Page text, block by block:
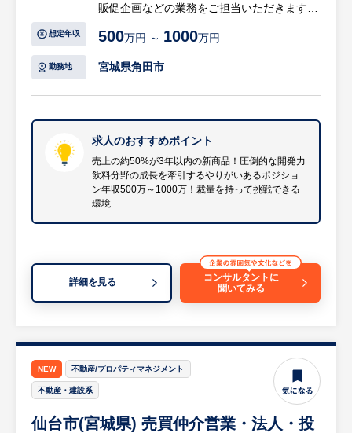
販促企画などの業務をご担当いただきます。
くことを期待しています。
・市場分析／消費者ニーズ分析
・販売促進の仕掛け（販促物製作・考案）
・店頭販売企画立案（消費者キャンペーン
等）
・商談応援（企画書・仕様書作成）
【担当部署（組織）構成】
食品・飲料などの各事業部門（企画・マーケ
【企業の魅力】
「ユーザーイン発想」と「イノベーション」
を軸に、生活者の不満を解消するソリューシ
ョン型商品を展開。メーカーと問屋を一体化
させた独自の「メーカーベンダーシステム」
想定年収 500万円 ～ 1000万円
勤務地 宮城県角田市
求人のおすすめポイント
売上の約50%が3年以内の新商品！圧倒的な開発力
飲料分野の成長を牽引するやりがいあるポジショ
ン年収500万～1000万！裁量を持って挑戦できる
環境
詳細を見る
コンサルタントに
聞いてみる
NEW 不動産/プロパティマネジメント
不動産・建設系
仙台市(宮城県) 売買仲介営業・法人・投